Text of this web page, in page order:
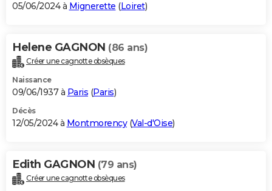
05/06/2024 à Mignerette (Loiret)
Helene GAGNON (86 ans)
Créer une cagnotte obsèques
Naissance
09/06/1937 à Paris (Paris)
Décès
12/05/2024 à Montmorency(Val-d'Oise)
Edith GAGNON (79 ans)
Créer une cagnotte obsèques